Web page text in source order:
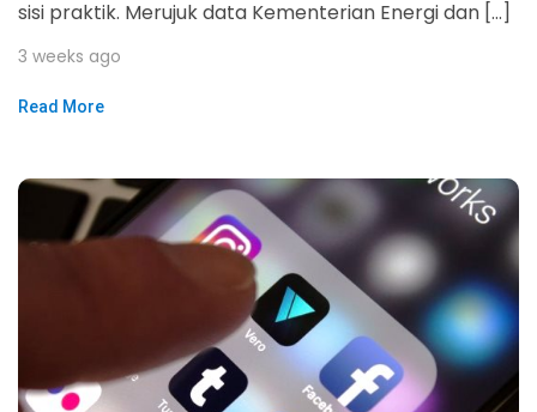
sisi praktik. Merujuk data Kementerian Energi dan […]
3 weeks ago
Read More